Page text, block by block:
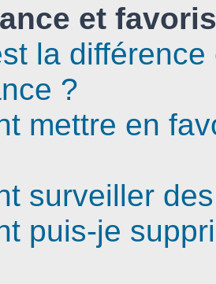
et favoris
la
?
mettre en
surveiller
puis-je